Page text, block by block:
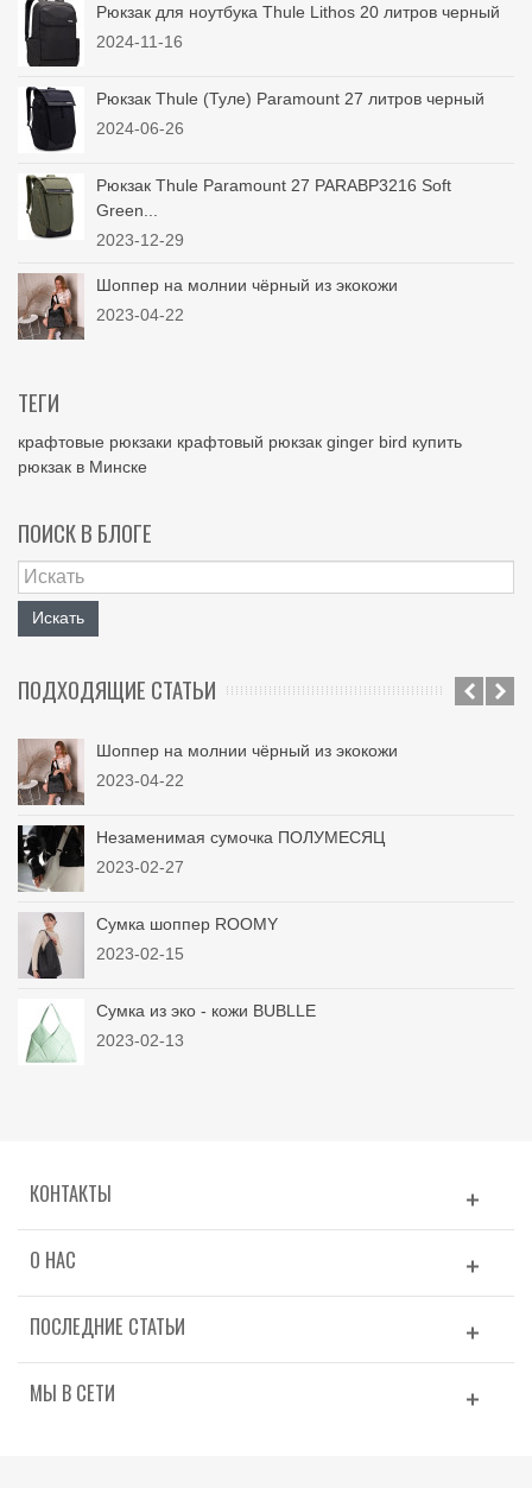
Рюкзак для ноутбука Thule Lithos 20 литров черный
2024-11-16
Рюкзак Thule (Туле) Paramount 27 литров черный
2024-06-26
Рюкзак Thule Paramount 27 PARABP3216 Soft
Green...
2023-12-29
Шоппер на молнии чёрный из экокожи
2023-04-22
ТЕГИ
крафтовые рюкзаки крафтовый рюкзак ginger bird купить
рюкзак в Минске
ПОИСК В БЛОГЕ
Искать
ПОДХОДЯЩИЕ СТАТЬИ
Шоппер на молнии чёрный из экокожи
2023-04-22
Незаменимая сумочка ПОЛУМЕСЯЦ
2023-02-27
Сумка шоппер ROOMY
2023-02-15
Сумка из эко - кожи BUBLLE
2023-02-13
КОНТАКТЫ
О НАС
ПОСЛЕДНИЕ СТАТЬИ
МЫ В СЕТИ